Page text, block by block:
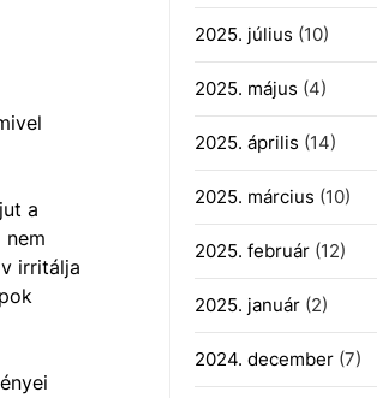
a
irritálja
2025. július (10)
2025. május (4)
2025. április (14)
2025. március (10)
2025. február(12)
2025. január(2)
2024. december(7)